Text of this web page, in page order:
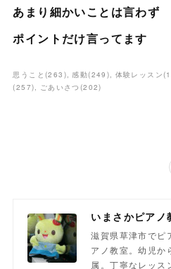
あまり細かいことは言わず
ポイントだけ言ってます
思うこと (263 ) 感動(249 ) 体験レッスン(
(257) ごあいさつ (202)
滋賀県草津市でピ
アノ教室。幼児か
属。丁寧なレッス